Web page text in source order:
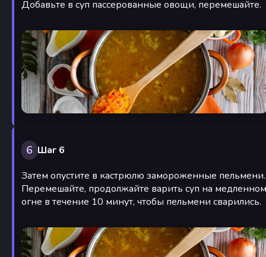
Добавьте в суп пассерованные овощи, перемешайте.
6 Шаг 6
Затем опустите в кастрюлю замороженные пельмени.
Перемешайте, продолжайте варить суп на медленном
огне в течение 10 минут, чтобы пельмени сварились.